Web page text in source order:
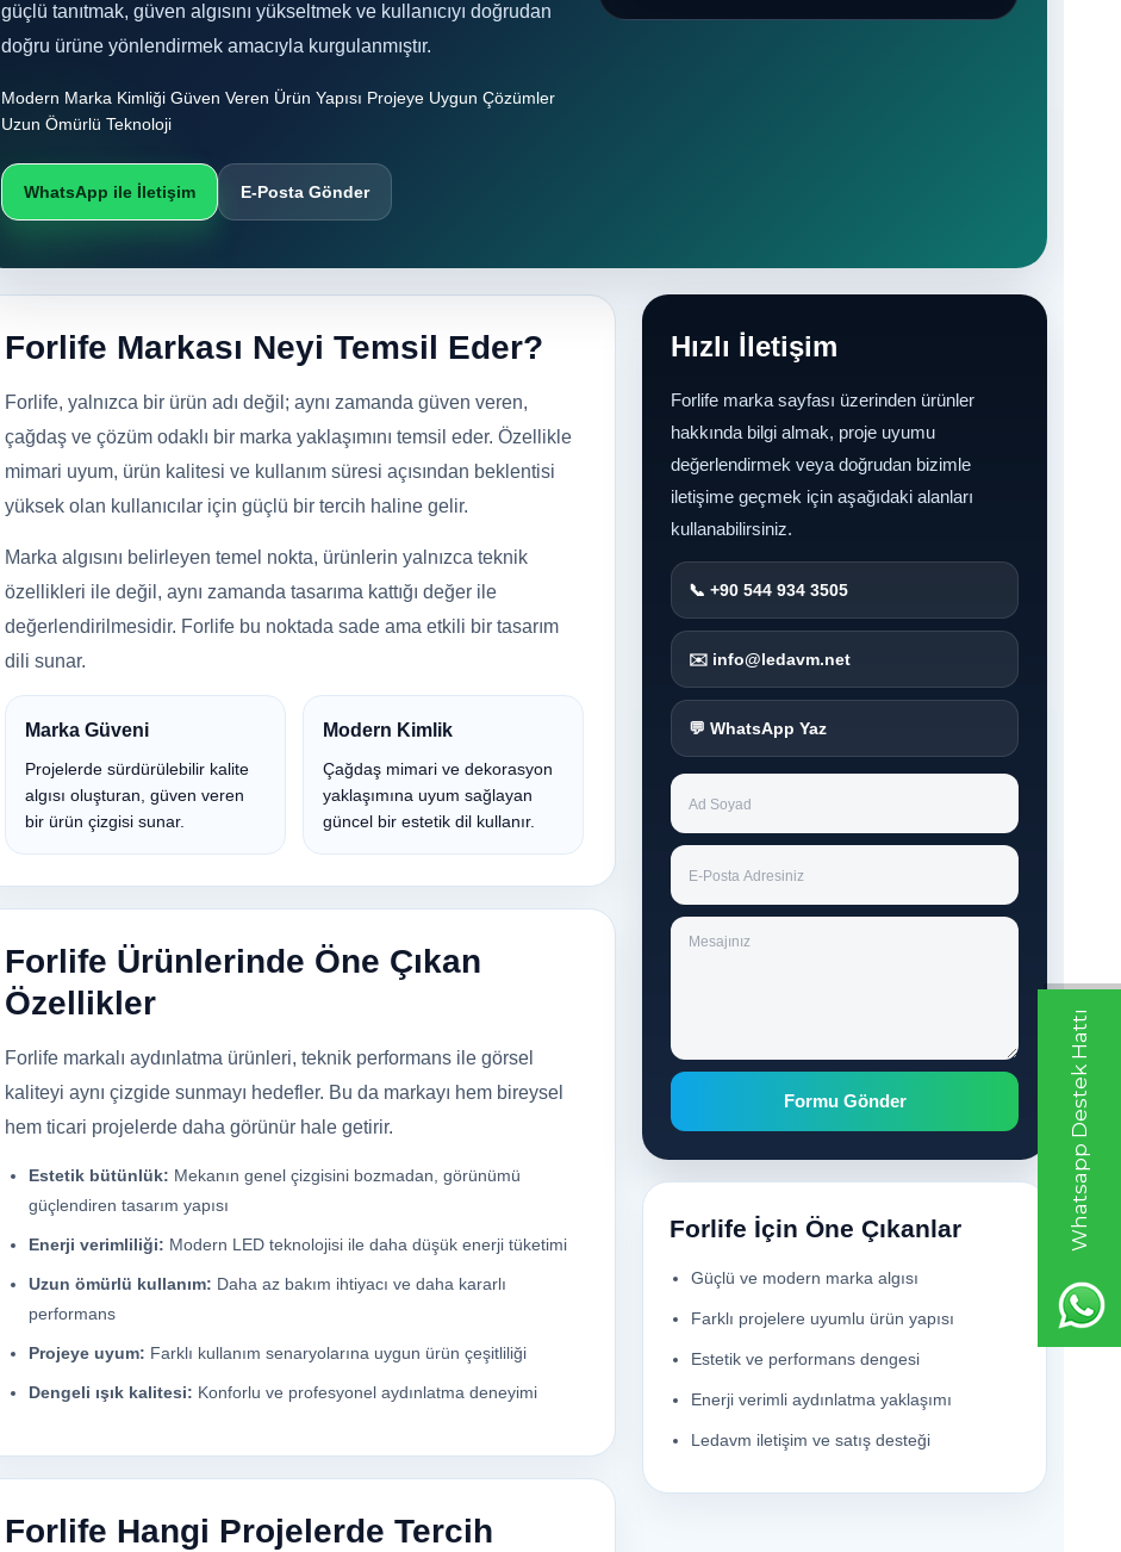
Whatsapp Destek Hattı
güçlü tanıtmak, güven algısını yükseltmek ve kullanıcıyı doğrudan
doğru ürüne yönlendirmek amacıyla kurgulanmıştır.
Modern Marka Kimliği Güven Veren Ürün Yapısı Projeye Uygun Çözümler
Uzun Ömürlü Teknoloji
WhatsApp ile İletişim E-Posta Gönder
Forlife Markası Neyi Temsil Eder?
Forlife, yalnızca bir ürün adı değil; aynı zamanda güven veren,
çağdaş ve çözüm odaklı bir marka yaklaşımını temsil eder. Özellikle
mimari uyum, ürün kalitesi ve kullanım süresi açısından beklentisi
yüksek olan kullanıcılar için güçlü bir tercih haline gelir.
Marka algısını belirleyen temel nokta, ürünlerin yalnızca teknik
özellikleri ile değil, aynı zamanda tasarıma kattığı değer ile
değerlendirilmesidir. Forlife bu noktada sade ama etkili bir tasarım
dili sunar.
Marka Güveni
Projelerde sürdürülebilir kalite
algısı oluşturan, güven veren
bir ürün çizgisi sunar.
Modern Kimlik
Çağdaş mimari ve dekorasyon
yaklaşımına uyum sağlayan
güncel bir estetik dil kullanır.
Forlife Ürünlerinde Öne Çıkan
Özellikler
Forlife markalı aydınlatma ürünleri, teknik performans ile görsel
kaliteyi aynı çizgide sunmayı hedefler. Bu da markayı hem bireysel
hem ticari projelerde daha görünür hale getirir.
Estetik bütünlük: Mekanın genel çizgisini bozmadan, görünümü
güçlendiren tasarım yapısı
Enerji verimliliği: Modern LED teknolojisi ile daha düşük enerji tüketimi
Uzun ömürlü kullanım: Daha az bakım ihtiyacı ve daha kararlı
performans
Projeye uyum: Farklı kullanım senaryolarına uygun ürün çeşitliliği
Dengeli ışık kalitesi: Konforlu ve profesyonel aydınlatma deneyimi
Forlife Hangi Projelerde Tercih
Hızlı İletişim
Forlife marka sayfası üzerinden ürünler
hakkında bilgi almak, proje uyumu
değerlendirmek veya doğrudan bizimle
iletişime geçmek için aşağıdaki alanları
kullanabilirsiniz.
📞 +90 544 934 3505
✉️ info@ledavm.net
💬 WhatsApp Yaz
Formu Gönder
Forlife İçin Öne Çıkanlar
Güçlü ve modern marka algısı
Farklı projelere uyumlu ürün yapısı
Estetik ve performans dengesi
Enerji verimli aydınlatma yaklaşımı
Ledavm iletişim ve satış desteği